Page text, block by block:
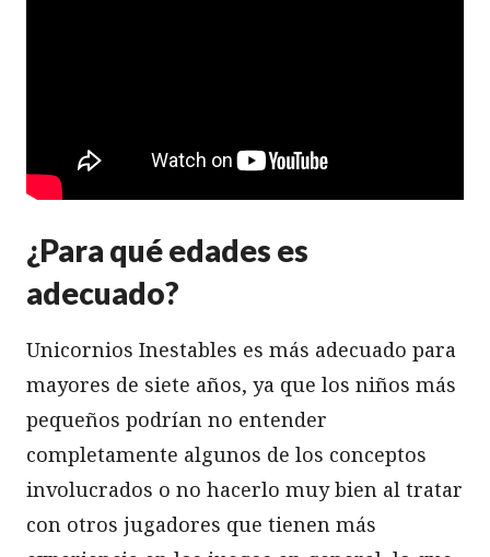
¿Para qué edades es
adecuado?
Unicornios Inestables es más adecuado para
mayores de siete años, ya que los niños más
pequeños podrían no entender
completamente algunos de los conceptos
involucrados o no hacerlo muy bien al tratar
con otros jugadores que tienen más